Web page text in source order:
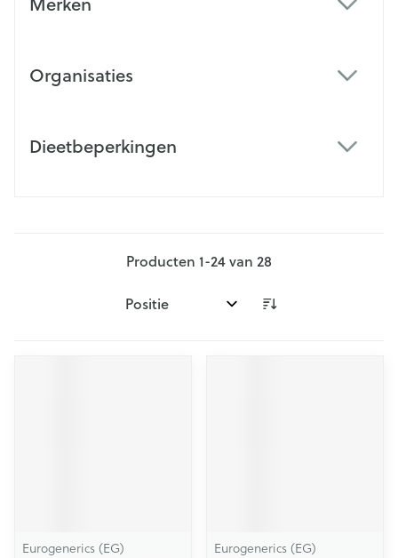
Organisaties
Dieetbeperkingen
Producten 1-24van 28
Sorteer op:
Eurogenerics (EG) Eurogenerics (EG)